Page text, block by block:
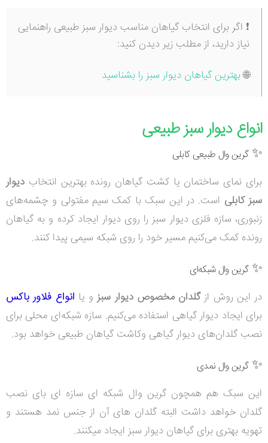
❗ اگر برای انتخاب گیاهان مناسب دیوار سبز طبیعی راهنمایی
نیاز دارید، از مطلب زیر دیدن کنید:
🌐بهترین گیاهان دیوار سبز را بشناسید
انواع دیوار سبز طبیعی
✨گرین وال طبیعی کابلی
برای نمای ساختمان یا کشت گیاهان رونده بهترین انتخاب دیوار
سبز کابلی است. در این سبک با کمک سیم مفتولی و چشمه‌های
زنبوری، سازه فلزی دیوار سبز را روی دیوار ایجاد کرده و به گیاهان
رونده کمک می‌کنیم مسیر خود را روی شبکه سیمی پیدا کنند.
✨گرین وال شبکه‌ای
در این روش ازگلدان مخصوص دیوار سبزو یا انواع فلاور باکس
برای ایجاد دیوار گیاهی استفاده می‌کنیم. سازه شبکه‌ای محلی برای
نصب گلدان‌های دیوار گیاهی وکاشت گیاهان طبیعی خواهد بود.
✨گرین وال نمدی
این سبک هم همچون گرین وال شبکه ای سازه ای بای نصب
گلدان خواهد داشت البته گلدان های آن از جنس نمد هستند و
تهویه بهتری برای گیاهان دیوار سبز ایجاد میکنند.